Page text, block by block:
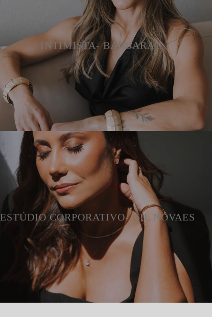
INTIMISTA- BÁRBARA
ESTÚDIO CORPORATIVO- GIL NOVAES